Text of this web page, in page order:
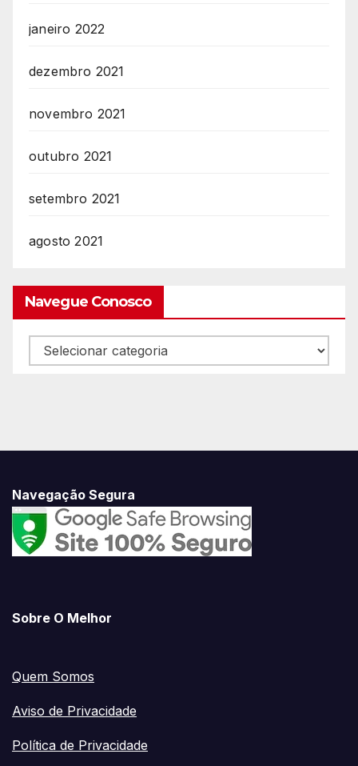
janeiro 2022
dezembro 2021
novembro 2021
outubro 2021
setembro 2021
agosto 2021
Navegue Conosco
Navegue
Conosco
Navegação Segura
Sobre O Melhor
Quem Somos
Aviso de Privacidade
Política de Privacidade